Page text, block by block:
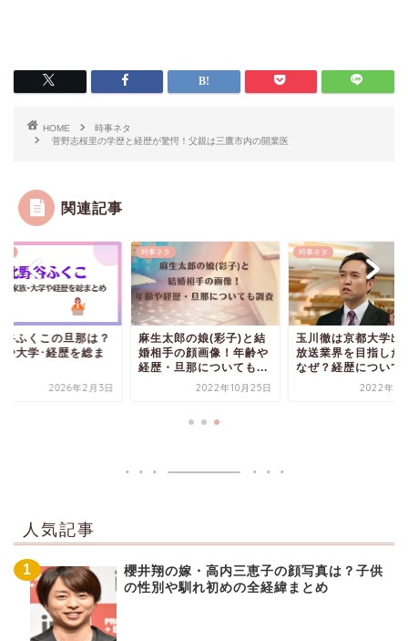
HOME
時事ネタ
菅野志桜里の学歴と経歴が驚愕！父親は三鷹市内の開業医
関連記事
谷ふくこの旦那は？
や大学･経歴を総ま
2026年2月3日
時事ネタ
麻生太郎の娘(彩子)と結
婚相手の顔画像！年齢や
経歴・旦那についても...
2022年10月25日
時事ネタ
玉川徹は京都大学出
放送業界を目指した
なぜ？経歴について
2022年10
人気記事
櫻井翔の嫁・高内三恵子の顔写真は？子供
の性別や馴れ初めの全経緯まとめ